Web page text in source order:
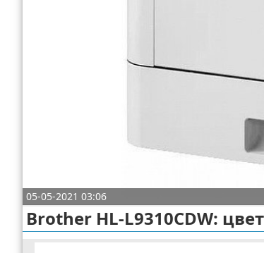
05-05-2021 03:06
Brother HL-L9310CDW: